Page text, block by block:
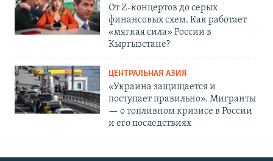
От Z-концертов до серых
финансовых схем. Как работает
«мягкая сила» России в
Кыргызстане?
ЦЕНТРАЛЬНАЯ АЗИЯ
«Украина защищается и
поступает правильно». Мигранты
— о топливном кризисе в России
и его последствиях